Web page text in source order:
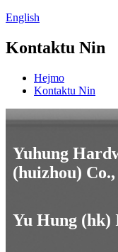
English
Kontaktu Nin
Hejmo
Kontaktu Nin
Yuhung
(huizhou)
Yu Hung (hk)